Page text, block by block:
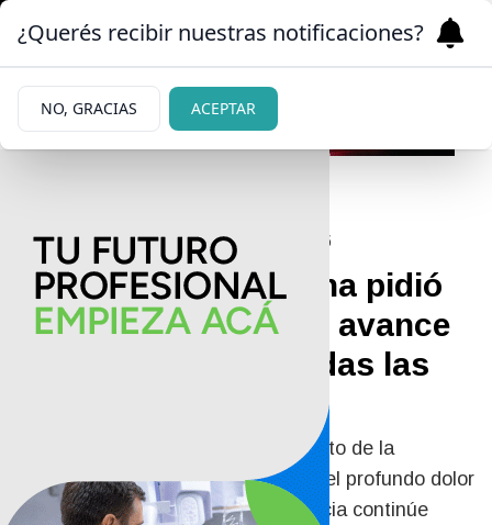
CASO AGOSTINA VEGA | 31/05/2026
El abuelo de Agostina pidió
que la investigación avance
hasta esclarecer todas las
Tras la confirmación del fallecimiento de la
adolescente, Miguel Vega expresó el profundo dolor
de la familia y reclamó que la Justicia continúe
¿Querés recibir nuestras notificaciones?
NO, GRACIAS ACEPTAR